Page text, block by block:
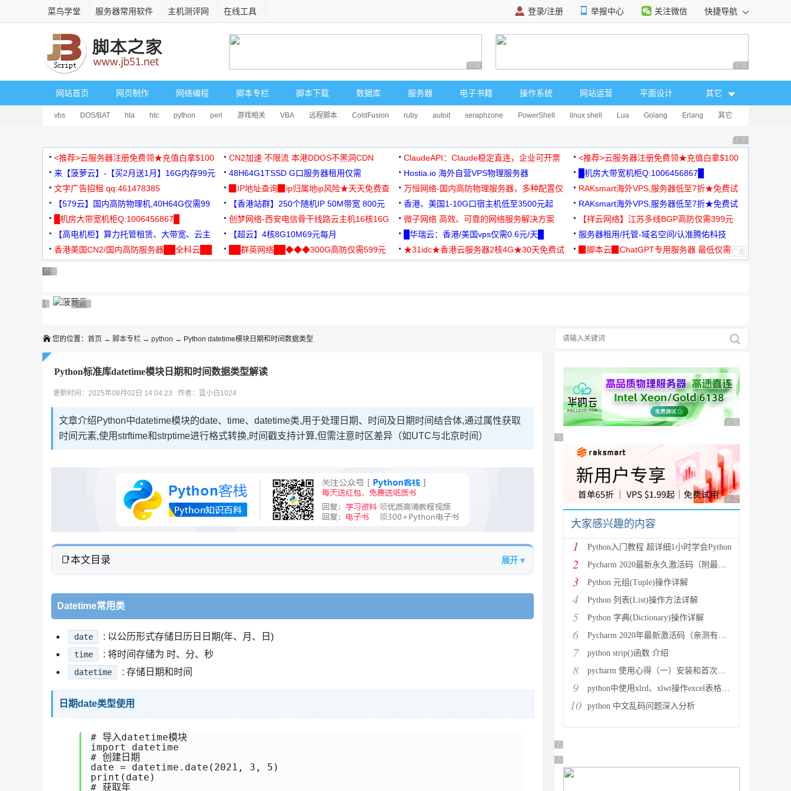
菜鸟学堂 服务器常用软件 主机测评网 在线工具 登录/注册 举报中心 关注微信 快捷导航
广告 商业广告，理性选择 广告 商业广告，理
网站首页 网页制作 网络编程 脚本专栏 脚本下载 数据库 服务器 电子书籍 操作系统 网站运营 平面设计 其它
vbs DOS/BAT hta htc python perl 游戏相关 VBA 远程脚本 ColdFusion ruby autoit seraphzone PowerShell linux shell Lua Golang Erlang 其它
广告 商业广告，理
<推荐>云服务器注册免费领★充值白拿$100 CN2加速 不限流 本港DDOS不黑洞CDN ClaudeAPI：Claude稳定直连，企业可开票
<推荐>云服务器注册免费领★充值白拿$100
来【菠萝云】-【买2月送1月】16G内存99元
48H64G1TSSD G口服务器租用仅需
3000+可免费测试
Hostia.io 海外自营VPS物理服务器
█机房大带宽机柜Q:1006456867█
文字广告招租 qq:461478385
▉IP地址查询▉ip归属地ip风险★天天免费查
万恒网络-国内高防物理服务器，多种配置仅
99元/月起
RAKsmart海外VPS,服务器低至7折★免费试
用★
【579云】国内高防物理机,40H64G仅需99
元
【香港站群】250个随机IP 50M带宽 800元 香港、美国1-10G口宿主机低至3500元起
RAKsmart海外VPS,服务器低至7折★免费试
用★
█机房大带宽机柜Q:1006456867█
创梦网络-西安电信骨干线路云主机16核16G
88元/月
微子网络 高效、可靠的网络服务解决方案
【祥云网络】江苏多线BGP高防仅需399元
【高电机柜】算力托管租赁、大带宽、云主
机
【超云】4核8G10M69元每月 █华瑞云：香港/美国vps仅需0.6元/天█
服务器租用/托管-域名空间/认准腾佑科技
香港美国CN2/国内高防服务器██全科云██
██群英网络██◆◆◆300G高防仅需599元
★31idc★香港云服务器2核4G★30天免费试
▉脚本云▉ChatGPT专用服务器 最低仅需
广告 商业广告，理性选择
广告 商业广告，理性选择
广告 商业广告，理性选择
广告 商业广告，理性选择
广告 商业广告，理性选择
广告 商业广告，理性选择
广告 商业广告，理性选择
广告 商业广告，理性选择广告 商业广告，理性选择
广告 商业广告，理性选择
您的位置： 首页 → 脚本专栏 → python → Python datetime模块日期和时间数据类型
Python标准库datetime模块日期和时间数据类型解读
更新时间：2025年08月02日 14:04:23 作者：蓝小白1024
文章介绍Python中datetime模块的date、time、datetime类,用于处理日期、时间及日期时间结合体,通过属性获取
时间元素,使用strftime和strptime进行格式转换,时间戳支持计算,但需注意时区差异（如UTC与北京时间）
本文目录 展开 ▾
Datetime常用类
date : 以公历形式存储日历日日期(年、月、日)
time : 将时间存储为 时、分、秒
datetime : 存储日期和时间
日期date类型使用
# 导入datetime模块
import datetime
# 创建日期
date = datetime.date(2021, 3, 5)
print(date)
# 获取年
广告 商业广告，理性
广告 商业广告，理性选择
广告 商业广告，理性
大家感兴趣的内容
1 Python入门教程 超详细1小时学会Python
2 Pycharm 2020最新永久激活码（附最新激活码和插件
3 Python 元组(Tuple)操作详解
4 Python 列表(List)操作方法详解
5 Python 字典(Dictionary)操作详解
6 Pycharm 2020年最新激活码（亲测有效）
7 python strip()函数 介绍
8 pycharm 使用心得（一）安装和首次使用
9 python中使用xlrd、xlwt操作excel表格详解
10 python 中文乱码问题深入分析
广告 商业广告，理性选择
广告 商业广告，理性选择